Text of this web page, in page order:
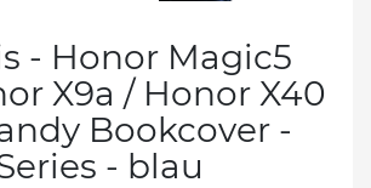
- Honor Magic5
X9a / Honor X40
Bookcover -
- blau